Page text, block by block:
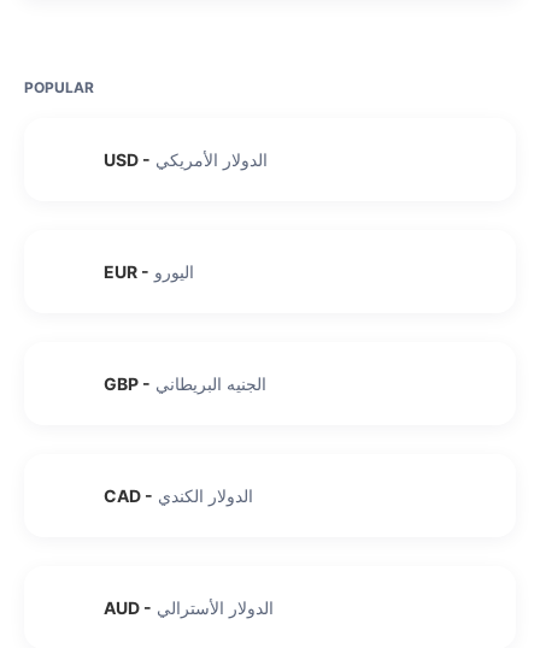
POPULAR
USD - الدولار الأمريكي
EUR - اليورو
GBP - الجنيه البريطاني
CAD - الدولار الكندي
AUD - الدولار الأسترالي